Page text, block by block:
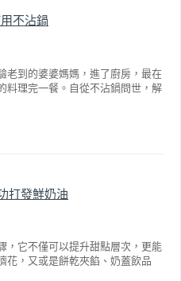
不沾鍋
老到的婆婆媽媽，進了廚房，最在
料理完一餐。自從不沾鍋問世，解
銷售排行榜的前幾名。然而如何
打發鮮奶油
，它不僅可以提升甜點層次，更能
花，又或是餅乾夾餡、奶蓋飲品